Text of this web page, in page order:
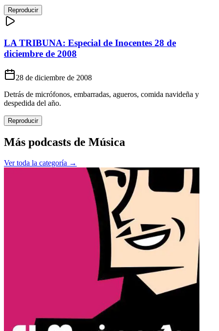
Reproducir
LA TRIBUNA: Especial de Inocentes 28 de
diciembre de 2008
28 de diciembre de 2008
Detrás de micrófonos, embarradas, agueros, comida navideña y
despedida del año.
Reproducir
Más podcasts de Música
Ver toda la categoría →